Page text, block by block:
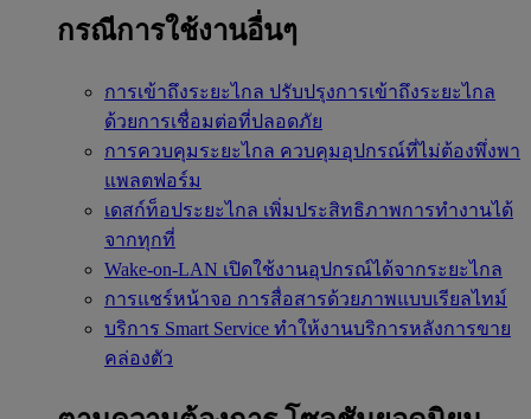
กรณีการใช้งานอื่นๆ
การเข้าถึงระยะไกล ปรับปรุงการเข้าถึงระยะไกล
ด้วยการเชื่อมต่อที่ปลอดภัย
การควบคุมระยะไกล ควบคุมอุปกรณ์ที่ไม่ต้องพึ่งพา
แพลตฟอร์ม
เดสก์ท็อประยะไกล เพิ่มประสิทธิภาพการทำงานได้
จากทุกที่
Wake-on-LAN เปิดใช้งานอุปกรณ์ได้จากระยะไกล
การแชร์หน้าจอ การสื่อสารด้วยภาพแบบเรียลไทม์
บริการ Smart Service ทำให้งานบริการหลังการขาย
คล่องตัว